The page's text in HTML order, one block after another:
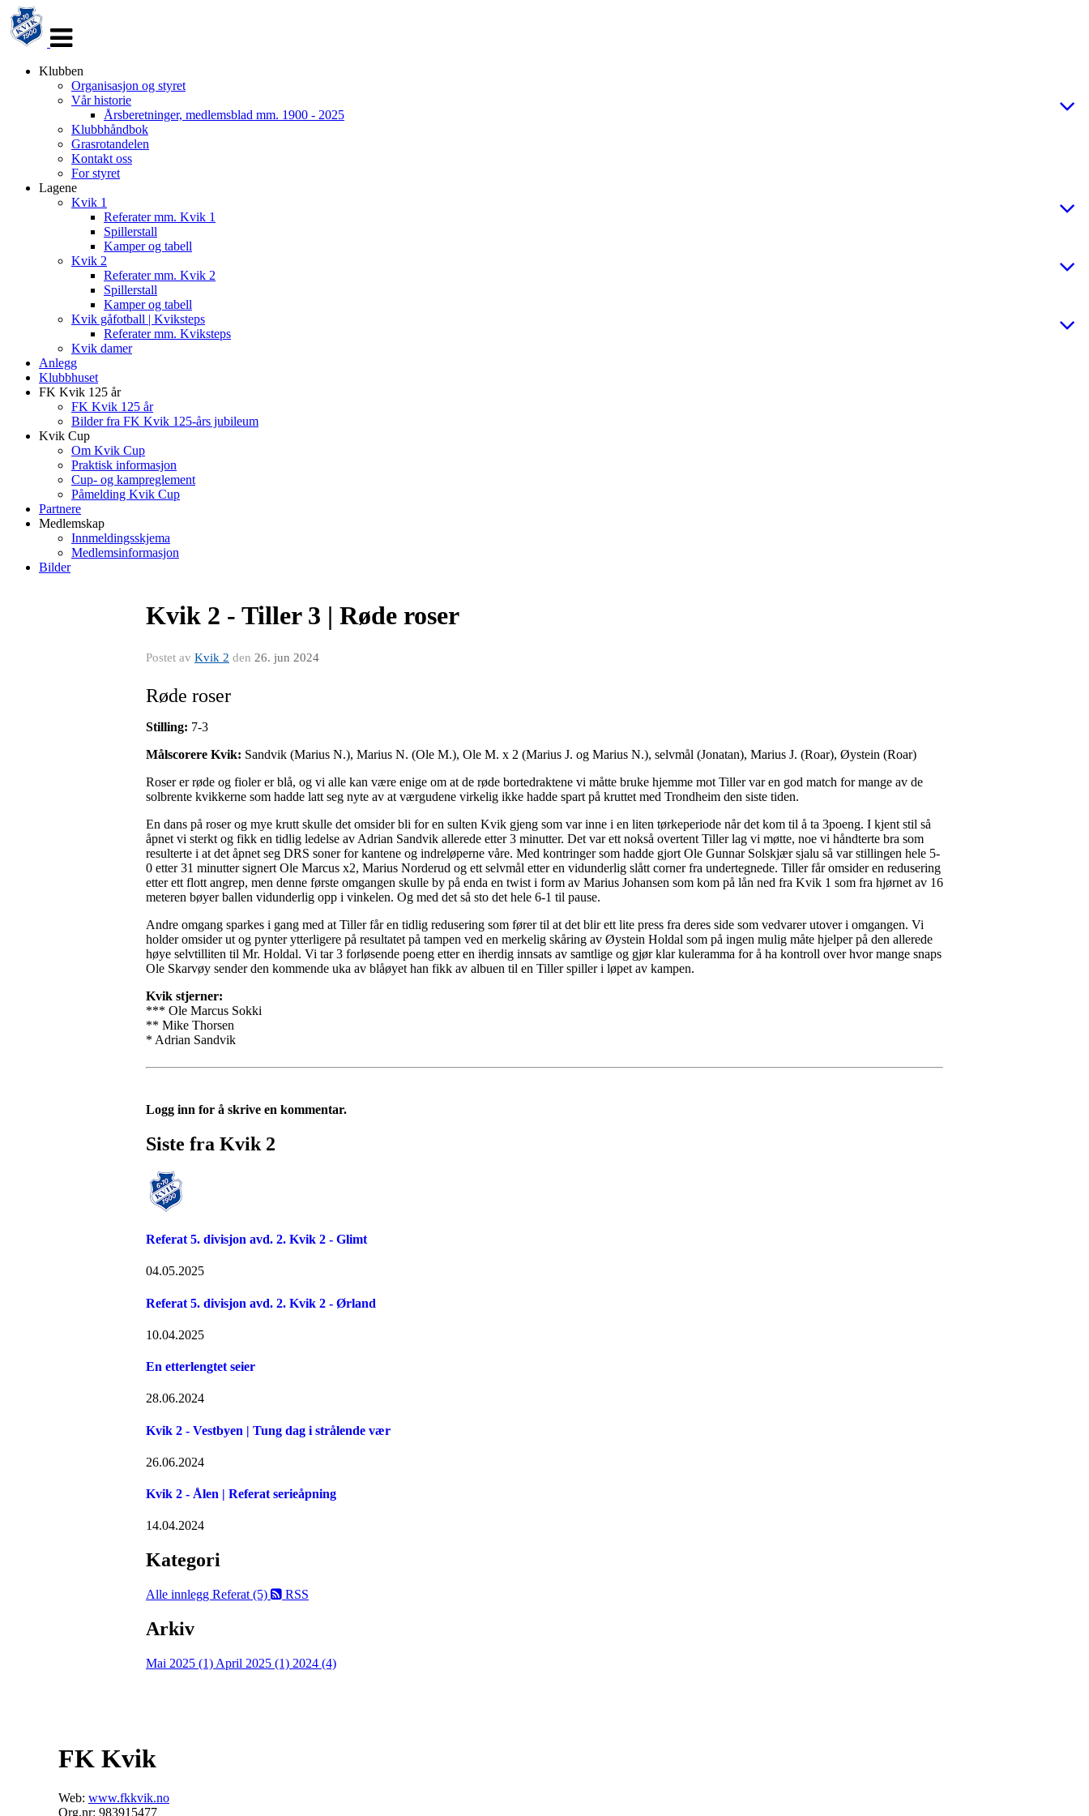
navigasjon
Klubben
Organisasjon og styret
Vår historie
Årsberetninger, medlemsblad mm. 1900 - 2025
Klubbhåndbok
Grasrotandelen
Kontakt oss
For styret
Lagene
Kvik 1
Referater mm. Kvik 1
Spillerstall
Kamper og tabell
Kvik 2
Referater mm. Kvik 2
Spillerstall
Kamper og tabell
Kvik gåfotball | Kviksteps
Referater mm. Kviksteps
Kvik damer
Anlegg
Klubbhuset
FK Kvik 125 år
FK Kvik 125 år
Bilder fra FK Kvik 125-års jubileum
Kvik Cup
Om Kvik Cup
Praktisk informasjon
Cup- og kampreglement
Påmelding Kvik Cup
Partnere
Medlemskap
Innmeldingsskjema
Medlemsinformasjon
Bilder
Kvik 2 - Tiller 3 | Røde roser
Postet av Kvik 2 den 26. jun 2024
Røde roser
Stilling: 7-3
Målscorere Kvik: Sandvik (Marius N.), Marius N. (Ole M.), Ole M. x 2 (Marius J. og Marius N.), selvmål (Jonatan), Marius J. (Roar), Øystein (Roar)
Roser er røde og fioler er blå, og vi alle kan være enige om at de røde bortedraktene vi måtte bruke hjemme mot Tiller var en god match for mange av de
solbrente kvikkerne som hadde latt seg nyte av at værgudene virkelig ikke hadde spart på kruttet med Trondheim den siste tiden.
En dans på roser og mye krutt skulle det omsider bli for en sulten Kvik gjeng som var inne i en liten tørkeperiode når det kom til å ta 3poeng. I kjent stil så
åpnet vi sterkt og fikk en tidlig ledelse av Adrian Sandvik allerede etter 3 minutter. Det var ett nokså overtent Tiller lag vi møtte, noe vi håndterte bra som
resulterte i at det åpnet seg DRS soner for kantene og indreløperne våre. Med kontringer som hadde gjort Ole Gunnar Solskjær sjalu så var stillingen hele 5-
0 etter 31 minutter signert Ole Marcus x2, Marius Norderud og ett selvmål etter en vidunderlig slått corner fra undertegnede. Tiller får omsider en redusering
etter ett flott angrep, men denne første omgangen skulle by på enda en twist i form av Marius Johansen som kom på lån ned fra Kvik 1 som fra hjørnet av 16
meteren bøyer ballen vidunderlig opp i vinkelen. Og med det så sto det hele 6-1 til pause.
Andre omgang sparkes i gang med at Tiller får en tidlig redusering som fører til at det blir ett lite press fra deres side som vedvarer utover i omgangen. Vi
holder omsider ut og pynter ytterligere på resultatet på tampen ved en merkelig skåring av Øystein Holdal som på ingen mulig måte hjelper på den allerede
høye selvtilliten til Mr. Holdal. Vi tar 3 forløsende poeng etter en iherdig innsats av samtlige og gjør klar kuleramma for å ha kontroll over hvor mange snaps
Ole Skarvøy sender den kommende uka av blåøyet han fikk av albuen til en Tiller spiller i løpet av kampen.
Kvik stjerner:
*** Ole Marcus Sokki
** Mike Thorsen
* Adrian Sandvik
Logg inn for å skrive en kommentar.
Siste fra Kvik 2
Referat 5. divisjon avd. 2. Kvik 2 - Glimt
04.05.2025
Referat 5. divisjon avd. 2. Kvik 2 - Ørland
10.04.2025
En etterlengtet seier
28.06.2024
Kvik 2 - Vestbyen | Tung dag i strålende vær
26.06.2024
Kvik 2 - Ålen | Referat serieåpning
14.04.2024
Kategori
Alle innlegg Referat (5) RSS
Arkiv
Mai 2025 (1) April 2025 (1) 2024 (4)
FK Kvik
Web: www.fkkvik.no
Org.nr: 983915477